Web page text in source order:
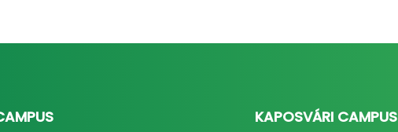
KAPOSVÁRI CAMPUS